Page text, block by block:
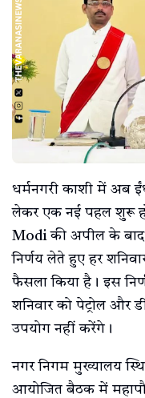
धर्मनगरी काशी में अब
लेकर एक नई पहल शुरू
Modi की अपील के
निर्णय लेते हुए हर
फैसला किया है। इस
शनिवार को पेट्रोल और
उपयोग नहीं करेंगे।
नगर निगम मुख्यालय
आयोजित बैठक में